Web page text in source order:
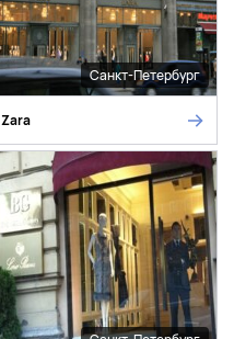
Санкт-Петербург
Zara